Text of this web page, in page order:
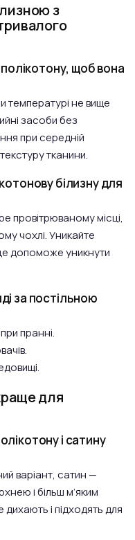
з
полікотону, щоб вона
температурі не вище
засоби без
при середній
тканини.
білизну для
провітрюваному місці,
чохлі. Уникайте
допоможе уникнути
за постільною
пранні.
для
і сатину
варіант, сатин —
і більш м’яким
і підходять для